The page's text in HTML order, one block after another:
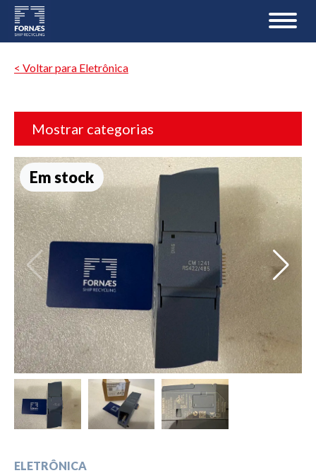
< Voltar para Eletrônica
Mostrar categorias
Em stock
ELETRÔNICA